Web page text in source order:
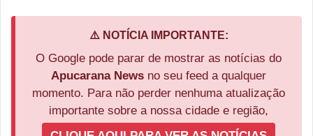
⚠️ NOTÍCIA IMPORTANTE:
O Google pode parar de mostrar as notícias do
Apucarana News no seu feed a qualquer
momento. Para não perder nenhuma atualização
importante sobre a nossa cidade e região,